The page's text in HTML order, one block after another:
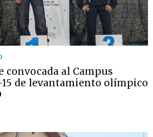
convocada al Campus
de levantamiento olímpico